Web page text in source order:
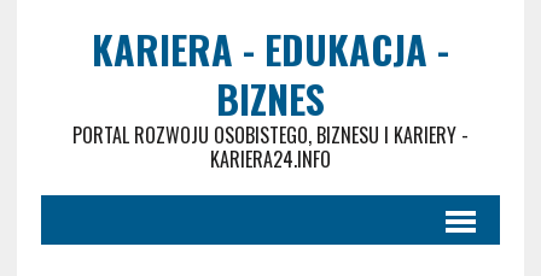
KARIERA - EDUKACJA -
BIZNES
PORTAL ROZWOJU OSOBISTEGO, BIZNESU I KARIERY -
KARIERA24.INFO